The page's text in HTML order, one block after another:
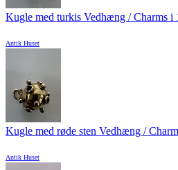
Kugle med turkis Vedhæng / Charms i
Antik Huset
Kugle med røde sten Vedhæng /
Antik Huset